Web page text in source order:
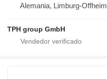
Alemania, Limburg-Offheim
TPH group GmbH